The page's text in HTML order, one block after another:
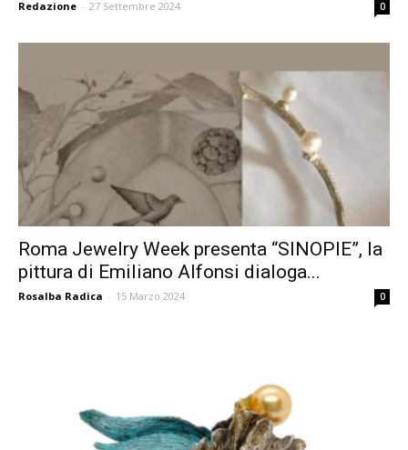
Redazione - 27 Settembre 2024 0
Roma Jewelry Week presenta “SINOPIE”, la
pittura di Emiliano Alfonsi dialoga...
Rosalba Radica - 15 Marzo 2024 0